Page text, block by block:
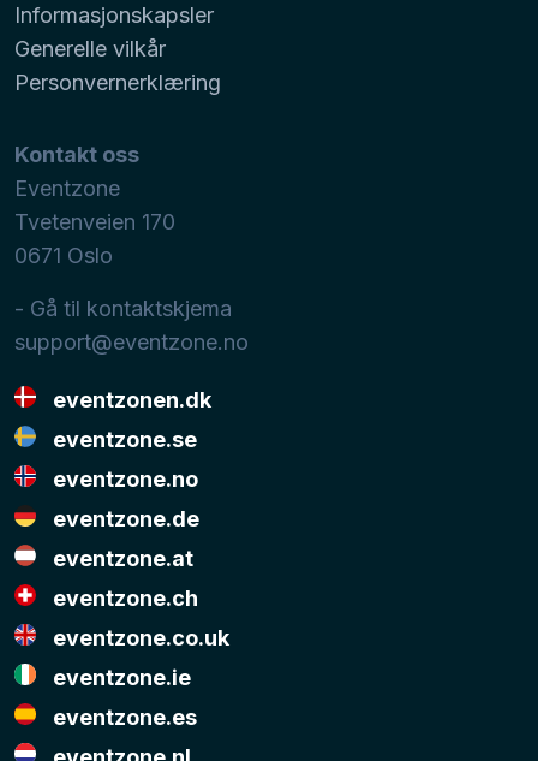
Informasjonskapsler
Generelle vilkår
Personvernerklæring
Kontakt oss
Eventzone
Tvetenveien 170
0671 Oslo
- Gå til kontaktskjema
support@eventzone.no
eventzonen.dk
eventzone.se
eventzone.no
eventzone.de
eventzone.at
eventzone.ch
eventzone.co.uk
eventzone.ie
eventzone.es